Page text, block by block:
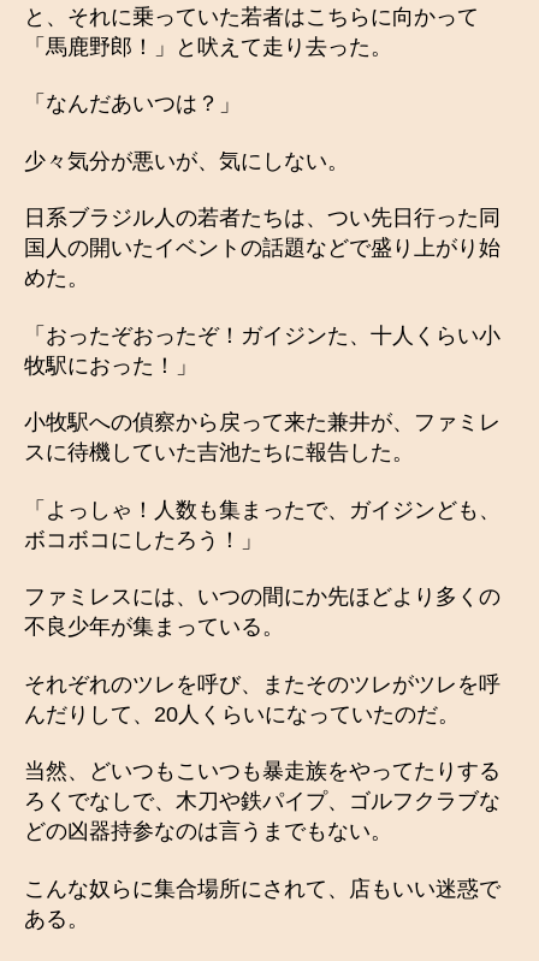
と、それに乗っていた若者はこちらに向かって
「馬鹿野郎！」と吠えて走り去った。
「なんだあいつは？」
少々気分が悪いが、気にしない。
日系ブラジル人の若者たちは、つい先日行った同
国人の開いたイベントの話題などで盛り上がり始
めた。
「おったぞおったぞ！ガイジンた、十人くらい小
牧駅におった！」
小牧駅への偵察から戻って来た兼井が、ファミレ
スに待機していた吉池たちに報告した。
「よっしゃ！人数も集まったで、ガイジンども、
ボコボコにしたろう！」
ファミレスには、いつの間にか先ほどより多くの
不良少年が集まっている。
それぞれのツレを呼び、またそのツレがツレを呼
んだりして、20人くらいになっていたのだ。
当然、どいつもこいつも暴走族をやってたりする
ろくでなしで、木刀や鉄パイプ、ゴルフクラブな
どの凶器持参なのは言うまでもない。
こんな奴らに集合場所にされて、店もいい迷惑で
ある。